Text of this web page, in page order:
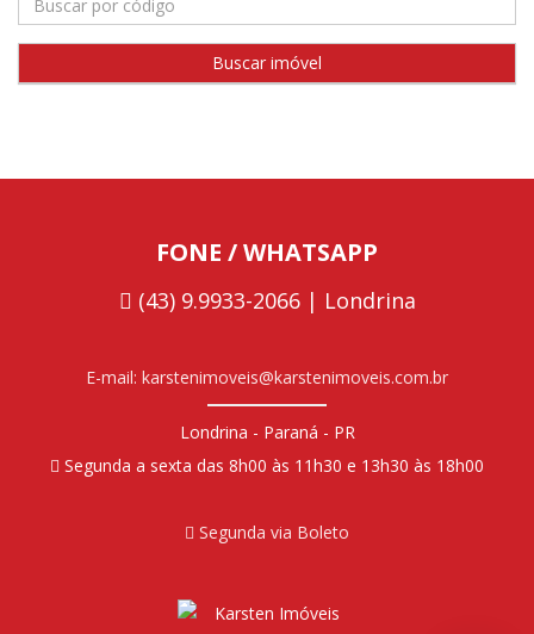
FONE / WHATSAPP
(43) 9.9933-2066 | Londrina
E-mail: karstenimoveis@karstenimoveis.com.br
Londrina - Paraná - PR
Segunda a sexta das 8h00 às 11h30 e 13h30 às 18h00
Segunda via Boleto